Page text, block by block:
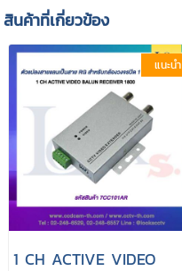
สินค้าที่เกี่ยวข้อง
แนะนำ
1 CH ACTIVE VIDEO